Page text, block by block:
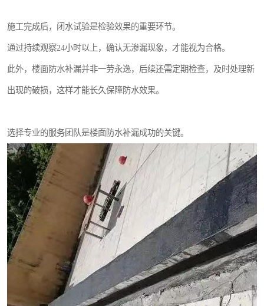
施工完成后，闭水试验是检验效果的重要环节。
通过持续观察24小时以上，确认无渗漏现象，才能视为合格。
此外，楼面防水补漏并非一劳永逸，后续还需定期检查，及时处理新
出现的破损，这样才能长久保障防水效果。
选择专业的服务团队是楼面防水补漏成功的关键。